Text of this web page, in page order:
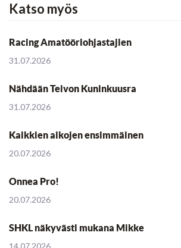
Katso myös
Racing Amatööriohjastajien
31.07.2026
Nähdään Teivon Kuninkuusra
31.07.2026
Kaikkien aikojen ensimmäinen
20.07.2026
Onnea Pro!
20.07.2026
SHKL näkyvästi mukana Mikke